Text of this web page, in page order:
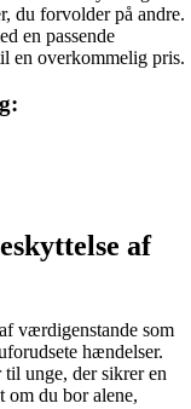
du forvolder på andre.
en passende
en overkommelig pris.
af
værdigenstande som
hændelser.
unge, der sikrer en
om du bor alene,